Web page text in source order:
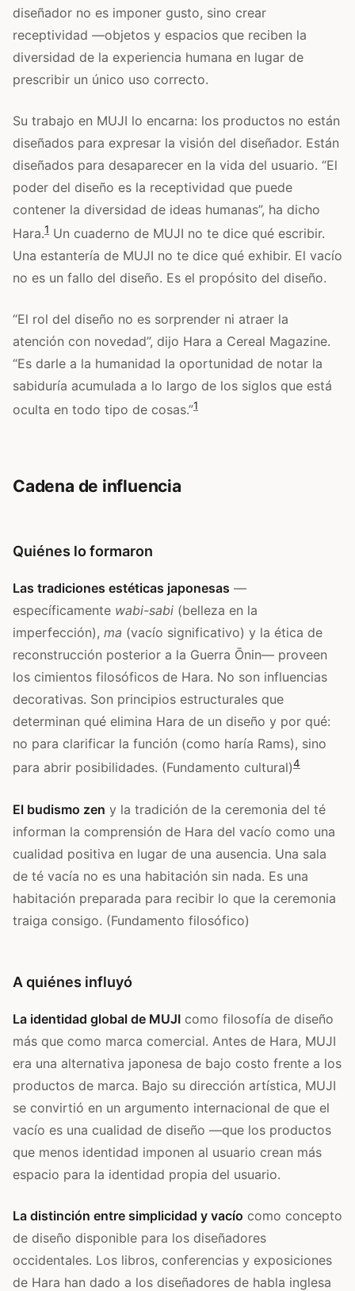
diseñador no es imponer gusto, sino crear
receptividad —objetos y espacios que reciben la
diversidad de la experiencia humana en lugar de
prescribir un único uso correcto.
Su trabajo en MUJI lo encarna: los productos no están
diseñados para expresar la visión del diseñador. Están
diseñados para desaparecer en la vida del usuario. “El
poder del diseño es la receptividad que puede
contener la diversidad de ideas humanas”, ha dicho
Hara.1 Un cuaderno de MUJI no te dice qué escribir.
Una estantería de MUJI no te dice qué exhibir. El vacío
no es un fallo del diseño. Es el propósito del diseño.
“El rol del diseño no es sorprender ni atraer la
atención con novedad”, dijo Hara a Cereal Magazine.
“Es darle a la humanidad la oportunidad de notar la
sabiduría acumulada a lo largo de los siglos que está
oculta en todo tipo de cosas.”1
Cadena de influencia
Quiénes lo formaron
Las tradiciones estéticas japonesas —
específicamente wabi-sabi (belleza en la
imperfección), ma (vacío significativo) y la ética de
reconstrucción posterior a la Guerra Ōnin— proveen
los cimientos filosóficos de Hara. No son influencias
decorativas. Son principios estructurales que
determinan qué elimina Hara de un diseño y por qué:
no para clarificar la función (como haría Rams), sino
para abrir posibilidades. (Fundamento cultural)4
El budismo zen y la tradición de la ceremonia del té
informan la comprensión de Hara del vacío como una
cualidad positiva en lugar de una ausencia. Una sala
de té vacía no es una habitación sin nada. Es una
habitación preparada para recibir lo que la ceremonia
traiga consigo. (Fundamento filosófico)
A quiénes influyó
La identidad global de MUJI como filosofía de diseño
más que como marca comercial. Antes de Hara, MUJI
era una alternativa japonesa de bajo costo frente a los
productos de marca. Bajo su dirección artística, MUJI
se convirtió en un argumento internacional de que el
vacío es una cualidad de diseño —que los productos
que menos identidad imponen al usuario crean más
espacio para la identidad propia del usuario.
La distinción entre simplicidad y vacío como concepto
de diseño disponible para los diseñadores
occidentales. Los libros, conferencias y exposiciones
de Hara han dado a los diseñadores de habla inglesa